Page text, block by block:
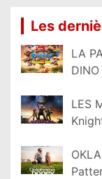
Les
LA
LES